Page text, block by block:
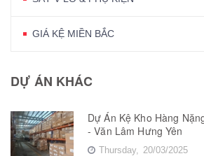
GIÁ KỆ MIỀN BẮC
DỰ ÁN KHÁC
Dự Án Kệ Kho Hàng
- Văn Lâm Hưng Yên
Thursday, 20/03/2025